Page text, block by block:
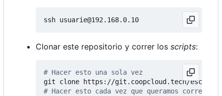
Clonar este repositorio y correr los scripts:
# Hacer esto una sola vez
# Hacer esto cada vez que queramos correr